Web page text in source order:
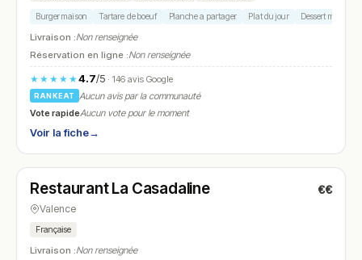
Burger maison Tartare de boeuf Planche a partager Plat du jour Dessert maison
Livraison :Non renseignée
Réservation en ligne :Non renseignée
★★★★★4.7/5· 146 avis Google
RANKEAT
Aucun avis par la communauté
Vote rapideAucun vote pour le moment
Voir la fiche→
N° 19
Restaurant La Casadaline €€
Valence
Française
Livraison :Non renseignée